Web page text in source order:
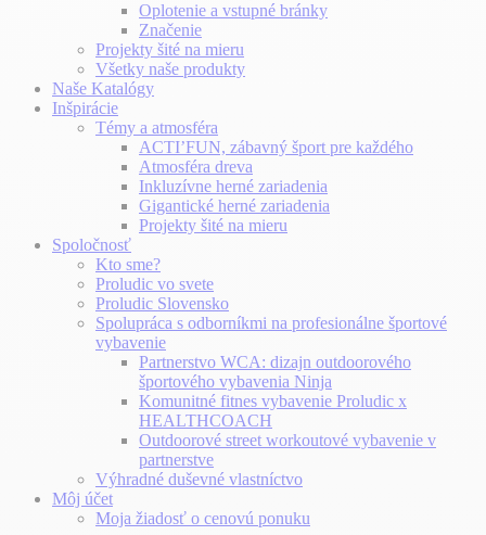
Oplotenie a vstupné bránky
Značenie
Projekty šité na mieru
Všetky naše produkty
Naše Katalógy
Inšpirácie
Témy a atmosféra
ACTI’FUN, zábavný šport pre každého
Atmosféra dreva
Inkluzívne herné zariadenia
Gigantické herné zariadenia
Projekty šité na mieru
Spoločnosť
Kto sme?
Proludic vo svete
Proludic Slovensko
Spolupráca s odborníkmi na profesionálne športové
vybavenie
Partnerstvo WCA: dizajn outdoorového
športového vybavenia Ninja
Komunitné fitnes vybavenie Proludic x
HEALTHCOACH
Outdoorové street workoutové vybavenie v
partnerstve
Výhradné duševné vlastníctvo
Môj účet
Moja žiadosť o cenovú ponuku